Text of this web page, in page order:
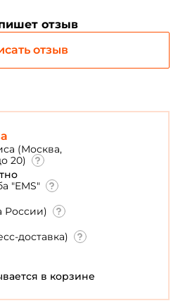
(Москва,
20)
"EMS"
России)
доставка)
в корзине
отзыв
отзыв
соглашаетесь на обработку
аккаунт